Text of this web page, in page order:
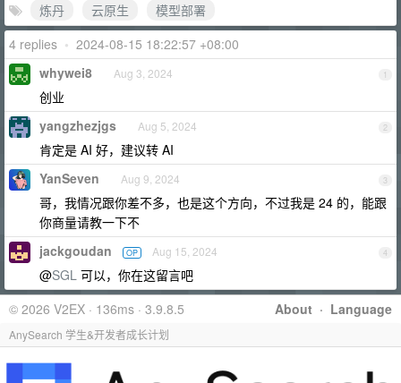
炼丹
云原生
模型部署
4 replies • 2024-08-15 18:22:57 +08:00
1
whywei8 Aug 3, 2024
创业
2
yangzhezjgs Aug 5, 2024
肯定是 AI 好，建议转 AI
3
YanSeven Aug 9, 2024
哥，我情况跟你差不多，也是这个方向，不过我是 24 的，能跟
你商量请教一下不
4
jackgoudan OP Aug 15, 2024
@SGL 可以，你在这留言吧
About · Language
© 2026 V2EX · 136ms · 3.9.8.5
AnySearch 学生&开发者成长计划